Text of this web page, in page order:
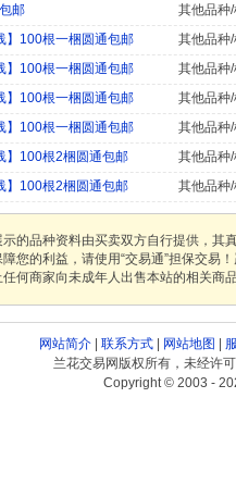
邮
其他品种
】100根一梱圆通包邮
其他品种
】100根一梱圆通包邮
其他品种
】100根一梱圆通包邮
其他品种
】100根一梱圆通包邮
其他品种
】100根2梱圆通包邮
其他品种
】100根2梱圆通包邮 其他品种
的品种资料由买卖双方自行提供，
您的利益，请使用“交易通”担保交
何商家向未成年人出售本站的相关商
网站简介| 联系方式| 网站地图
兰花交易网版权所有，未经许
Copyright © 2003 -